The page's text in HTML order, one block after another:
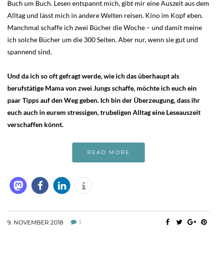
Buch um Buch. Lesen entspannt mich, gibt mir eine Auszeit aus dem
Alltag und lässt mich in andere Welten reisen. Kino im Kopf eben.
Manchmal schaffe ich zwei Bücher die Woche – und damit meine
ich solche Bücher um die 300 Seiten. Aber nur, wenn sie gut und
spannend sind.
Und da ich so oft gefragt werde, wie ich das überhaupt als
berufstätige Mama von zwei Jungs schaffe, möchte ich euch ein
paar Tipps auf den Weg geben. Ich bin der Überzeugung, dass ihr
euch auch in eurem stressigen, trubeligen Alltag eine Leseauszeit
verschaffen könnt.
READ MORE
9. NOVEMBER 2018 1